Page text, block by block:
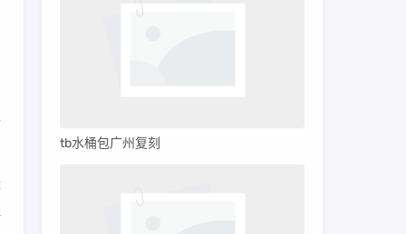
tb水桶包广州复刻